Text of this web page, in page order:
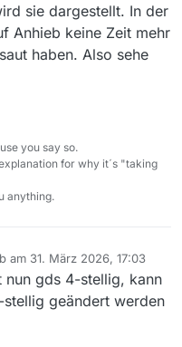
sie dargestellt. In der
Anhieb keine Zeit mehr
haben. Also sehe
you say so.
for why it´s "taking
anything.
am 31. März 2026, 17:03
editiert von
nun gds 4-stellig, kann
geändert werden